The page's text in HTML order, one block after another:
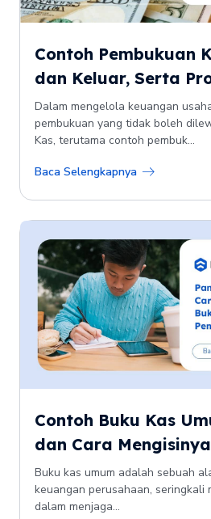
Contoh Pembukuan
dan Keluar, Serta
Dalam mengelola keuangan
pembukuan yang tidak boleh
Kas, terutama contoh pembuk...
Baca Selengkapnya
Contoh Buku Kas
dan Cara Mengisinya
Buku kas umum adalah sebuah
keuangan perusahaan, seringkali
dalam menjaga...